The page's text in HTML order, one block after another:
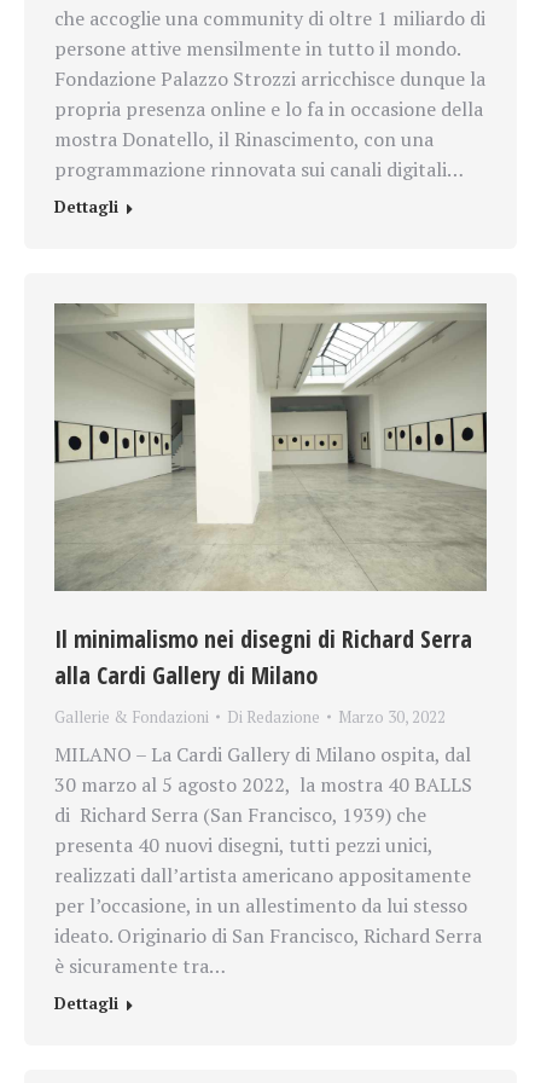
che accoglie una community di oltre 1 miliardo di
persone attive mensilmente in tutto il mondo.
Fondazione Palazzo Strozzi arricchisce dunque la
propria presenza online e lo fa in occasione della
mostra Donatello, il Rinascimento, con una
programmazione rinnovata sui canali digitali…
Dettagli
Il minimalismo nei disegni di Richard Serra
alla Cardi Gallery di Milano
Gallerie & Fondazioni Di Redazione Marzo 30, 2022
MILANO – La Cardi Gallery di Milano ospita, dal
30 marzo al 5 agosto 2022, la mostra 40 BALLS
di Richard Serra (San Francisco, 1939) che
presenta 40 nuovi disegni, tutti pezzi unici,
realizzati dall’artista americano appositamente
per l’occasione, in un allestimento da lui stesso
ideato. Originario di San Francisco, Richard Serra
è sicuramente tra…
Dettagli